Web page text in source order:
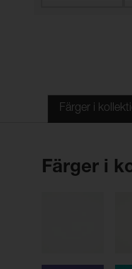
Färger i
Färger i